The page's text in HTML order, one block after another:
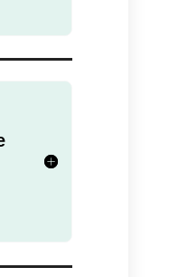
Uma vez
seu widget vai
o visitante é
o
vai abrir o
se o visitante já